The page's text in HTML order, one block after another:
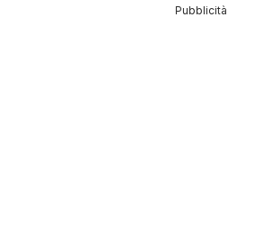
Pubblicità